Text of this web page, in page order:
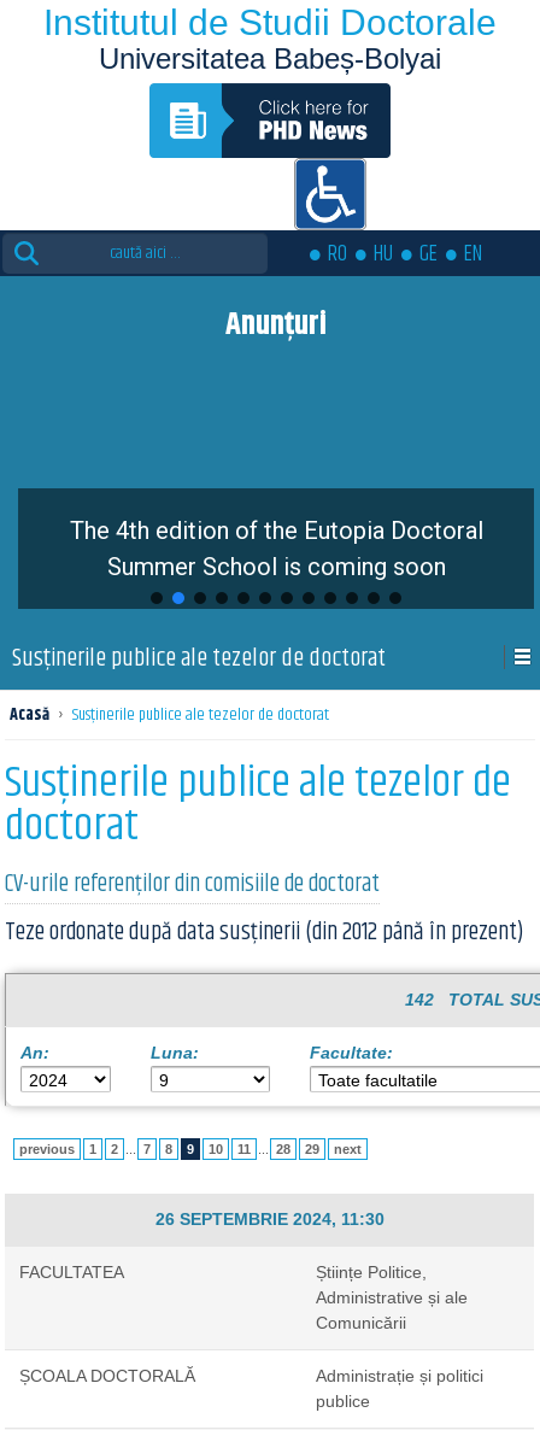
Institutul de Studii Doctorale
Universitatea Babeș-Bolyai
Search
for:
RO HU GE EN
Anunțuri
The 4th edition of the Eutopia Doctoral
Summer School is coming soon
Susţinerile publice ale tezelor de doctorat
Acasă › Susţinerile publice ale tezelor de doctorat
Susţinerile publice ale tezelor de
doctorat
CV-urile referenților din comisiile de doctorat
Teze ordonate după data susținerii (din 2012 până în prezent)
142 TOTAL
An: Luna: Facultate:
previous 1 2 7 8 9 10 11 28 29 next
26 SEPTEMBRIE 2024, 11:30
FACULTATEA
Științe Politice,
Administrative și ale
Comunicării
ȘCOALA DOCTORALĂ
Administrație și politici
publice